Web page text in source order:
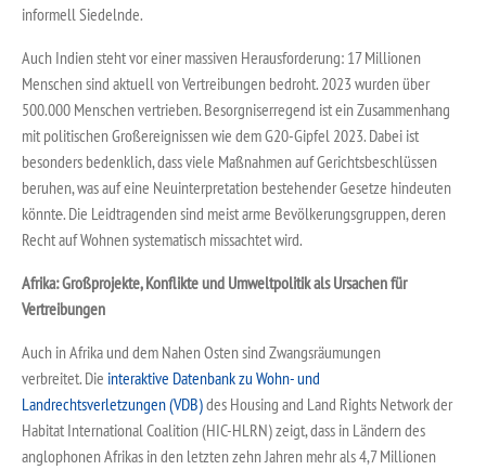
informell Siedelnde.
Auch Indien steht vor einer massiven Herausforderung: 17 Millionen
Menschen sind aktuell von Vertreibungen bedroht. 2023 wurden über
500.000 Menschen vertrieben. Besorgniserregend ist ein Zusammenhang
mit politischen Großereignissen wie dem G20-Gipfel 2023. Dabei ist
besonders bedenklich, dass viele Maßnahmen auf Gerichtsbeschlüssen
beruhen, was auf eine Neuinterpretation bestehender Gesetze hindeuten
könnte. Die Leidtragenden sind meist arme Bevölkerungsgruppen, deren
Recht auf Wohnen systematisch missachtet wird.
Afrika: Großprojekte, Konflikte und Umweltpolitik als Ursachen für
Vertreibungen
Auch in Afrika und dem Nahen Osten sind Zwangsräumungen
verbreitet. Die interaktive Datenbank zu Wohn- und
Landrechtsverletzungen (VDB)des Housing and Land Rights Network der
Habitat International Coalition (HIC-HLRN) zeigt, dass in Ländern des
anglophonen Afrikas in den letzten zehn Jahren mehr als 4,7 Millionen